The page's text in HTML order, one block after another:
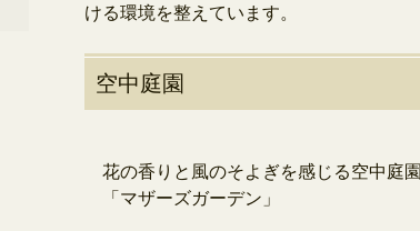
ける環境を整えています。
空中庭園
花の香りと風のそよぎを感じる空中庭園
「マザーズガーデン」